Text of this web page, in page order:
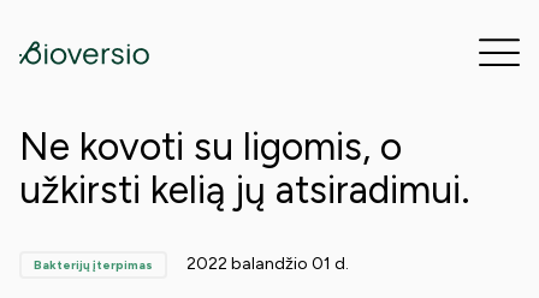
Ne kovoti su ligomis, o
užkirsti kelią jų atsiradimui.
Bakterijų įterpimas 2022 balandžio 01 d.